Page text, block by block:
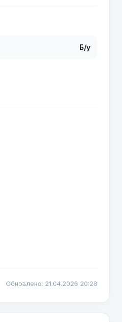
Б/у
Обновлено: 21.04.2026 20:28